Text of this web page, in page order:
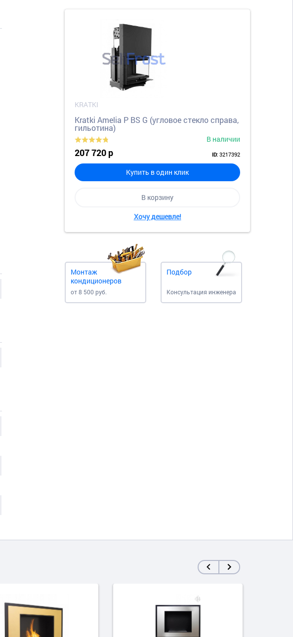
KRATKI
Kratki Amelia P BS G (угловое стекло справа,
гильотина)
В наличии
207 720 р ID: 3217392
Купить в один клик
В корзину
Хочу дешевле!
Монтаж
кондиционеров
от 8 500 руб.
Подбор
Консультация инженера